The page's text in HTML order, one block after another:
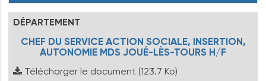
DÉPARTEMENT
CHEF DU SERVICE ACTION SOCIALE, INSERTION,
AUTONOMIE MDS JOUÉ-LÈS-TOURS H/F
Télécharger le document (123.7 Ko)